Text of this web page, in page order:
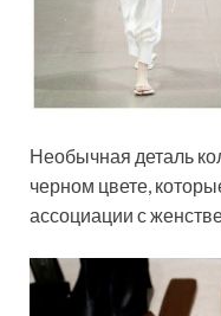
Необычная деталь
черном цвете,
ассоциации с